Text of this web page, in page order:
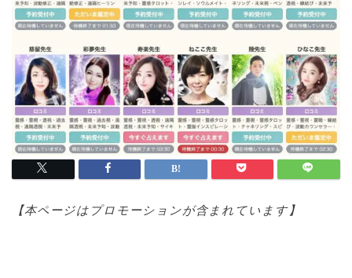
【本ページはプロモーションが含まれています】